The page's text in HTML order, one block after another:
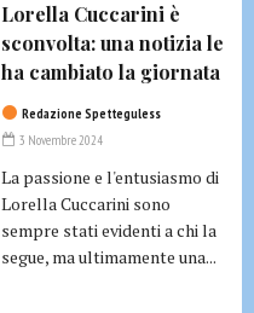
Lorella Cuccarini è
sconvolta: una notizia le
ha cambiato la giornata
Redazione Spetteguless
3 Novembre 2024
La passione e l'entusiasmo di
Lorella Cuccarini sono
sempre stati evidenti a chi la
segue, ma ultimamente una...